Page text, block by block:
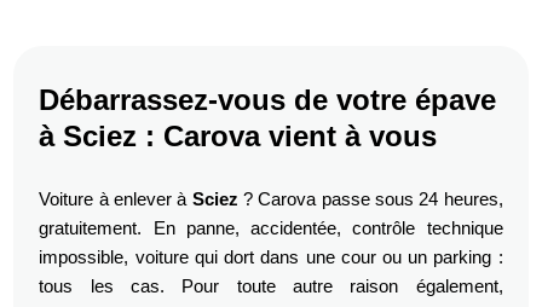
Débarrassez-vous de votre épave
à Sciez : Carova vient à vous
Voiture à enlever à Sciez ? Carova passe sous 24 heures,
gratuitement. En panne, accidentée, contrôle technique
impossible, voiture qui dort dans une cour ou un parking :
tous les cas. Pour toute autre raison également,